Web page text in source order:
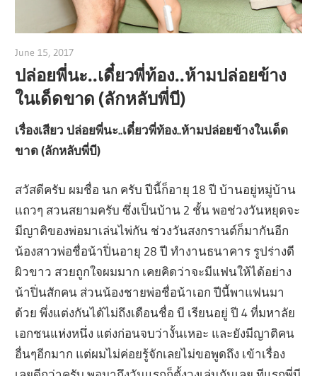
June 15, 2017
ปล่อยพี่นะ..เดี๋ยวพี่ท้อง..ห้ามปล่อยข้าง
ในเด็ดขาด (ลักหลับพี่บี)
เรื่องเสียว ปล่อยพี่นะ..เดี๋ยวพี่ท้อง..ห้ามปล่อยข้างในเด็ด
ขาด (ลักหลับพี่บี)
สวัสดีครับ ผมชื่อ นก ครับ ปีนี้ก็อายุ 18 ปี บ้านอยู่หมู่บ้าน
แถวๆ สวนสยามครับ ซึ่งเป็นบ้าน 2 ชั้น พอช่วงวันหยุดจะ
มีญาติของพ่อมาเล่นไพ่กัน ช่วงวันสงกรานต์ก็มากันอีก
น้องสาวพ่อชื่อน้าปิ่นอายุ 28 ปี ทำงานธนาคาร รูปร่างดี
ผิวขาว สวยถูกใจผมมาก เคยคิดว่าจะมีแฟนให้ได้อย่าง
น้าปิ่นสักคน ส่วนน้องชายพ่อชื่อน้าเอก ปีนี้พาแฟนมา
ด้วย พึ่งแต่งกันได้ไม่ถึงเดือนชื่อ บี เรียนอยู่ ปี 4 ที่มหาลัย
เอกชนแห่งหนึ่ง แต่งก่อนจบว่างั้นเหอะ และยังมีญาติคน
อื่นๆอีกมาก แต่ผมไม่ค่อยรู้จักเลยไม่ขอพูดถึง เข้าเรื่อง